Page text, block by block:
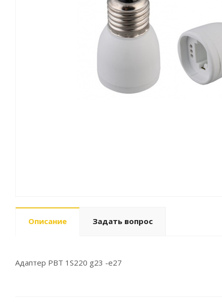
Описание Задать вопрос
Адаптер PBT 1S220 g23 -e27